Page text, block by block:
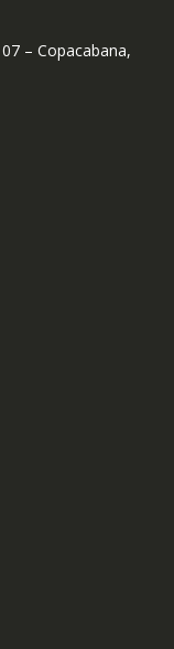
– Copacabana,